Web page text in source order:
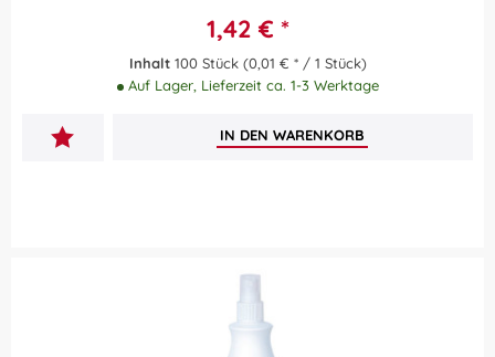
1,42 € *
Inhalt 100 Stück (0,01 € * / 1 Stück)
Auf Lager, Lieferzeit ca. 1-3 Werktage
IN DEN WARENKORB